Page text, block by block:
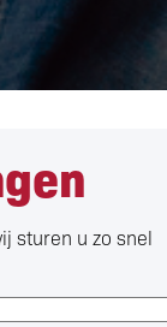
sturen u zo snel